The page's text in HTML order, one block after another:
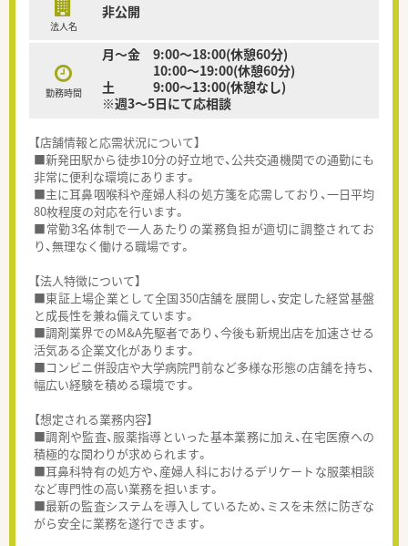
法人名
非公開
勤務時間
月～金 9:00～18:00(休憩60分)
10:00～19:00(休憩60分)
土 9:00～13:00(休憩なし)
※週3～5日にて応相談
【店舗情報と応需状況について】
■新発田駅から徒歩10分の好立地で、公共交通機関での通勤にも
非常に便利な環境にあります。
■主に耳鼻咽喉科や産婦人科の処方箋を応需しており、一日平均
80枚程度の対応を行います。
■常勤3名体制で一人あたりの業務負担が適切に調整されてお
り、無理なく働ける職場です。
【法人特徴について】
■東証上場企業として全国350店舗を展開し、安定した経営基盤
と成長性を兼ね備えています。
■調剤業界でのM&A先駆者であり、今後も新規出店を加速させる
活気ある企業文化があります。
■コンビニ併設店や大学病院門前など多様な形態の店舗を持ち、
幅広い経験を積める環境です。
【想定される業務内容】
■調剤や監査、服薬指導といった基本業務に加え、在宅医療への
積極的な関わりが求められます。
■耳鼻科特有の処方や、産婦人科におけるデリケートな服薬相談
など専門性の高い業務を担います。
■最新の監査システムを導入しているため、ミスを未然に防ぎな
がら安全に業務を遂行できます。